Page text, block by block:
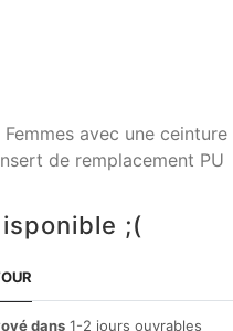
avec une ceinture
de remplacement PU
;(
dans 1-2 jours ouvrables